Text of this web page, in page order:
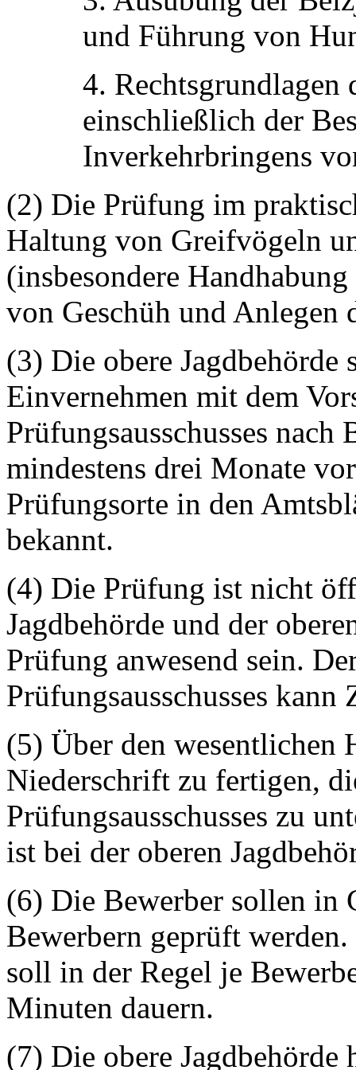
und Führung von
4.
einschließlich der
Inverkehrbringens
(2) Die Prüfung im
Haltung von Greifvögeln
(insbesondere
von Geschüh und Anlegen
(3) Die obere
Einvernehmen mit dem
Prüfungsausschusses
mindestens drei Monate
Prüfungsorte in den
bekannt.
(4) Die Prüfung ist nicht
Jagdbehörde und der
Prüfung anwesend sein.
Prüfungsausschusses kann
(5) Über den wesentlichen
Niederschrift zu fertigen,
Prüfungsausschusses zu
ist bei der oberen
(6) Die Bewerber sollen in
Bewerbern geprüft
soll in der Regel je
Minuten dauern.
(7) Die obere